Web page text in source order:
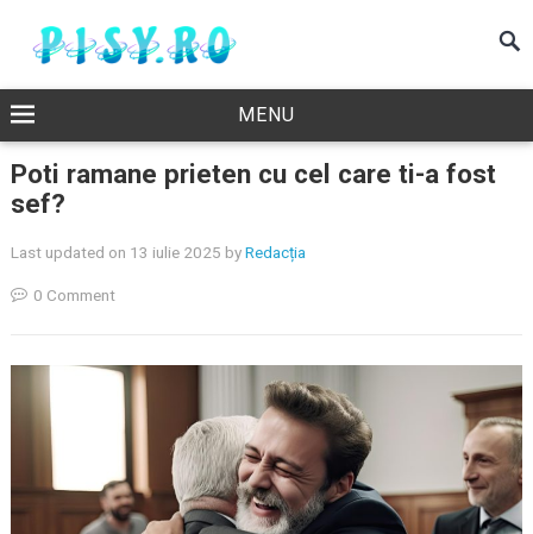
MENU
Poti ramane prieten cu cel care ti-a fost
sef?
Last updated on 13 iulie 2025 byRedacția
0 Comment